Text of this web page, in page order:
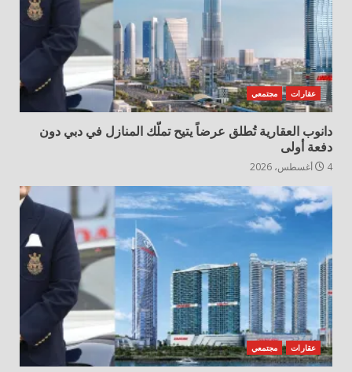
عقارات مجتمعي
دانوب العقارية تُطلق عرضاً يتيح تملّك المنازل في دبي دون
دفعة أولى
4 أغسطس، 2026
عقارات مجتمعي